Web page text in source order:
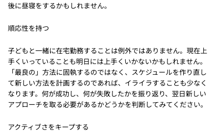
後に昼寝をするかもしれません。
順応性を持つ
子どもと一緒に在宅勤務することは例外ではありません。現在上
手くいっていることも明日には上手くいかないかもしれません。
「最良の」方法に固執するのではなく、スケジュールを作り直し
て新しい方法を計画するのであれば、イライラすることも少なく
なります。何が成功し、何が失敗したかを振り返り、翌日新しい
アプローチを取る必要があるかどうかを判断してみてください。
アクティブさをキープする